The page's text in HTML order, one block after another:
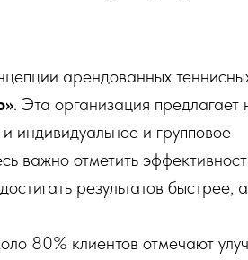
арендованных
. Эта организация предлагает
индивидуальное и групповое
важно отметить
результатов быстрее, а
80% клиентов отмечают